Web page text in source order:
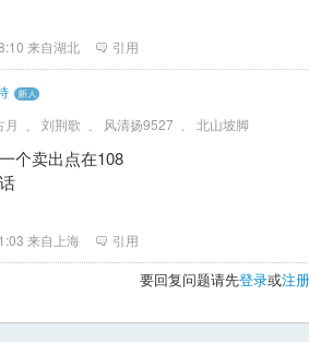
来自湖北 引用
月 、 刘荆歌 、 风清扬9527 、 北山坡脚
个卖出点在108
来自上海 引用
要回复问题请先登录或注册